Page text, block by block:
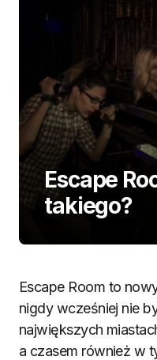
Escape
takiego?
Escape Room to
nigdy wcześniej nie
największych
a czasem również w